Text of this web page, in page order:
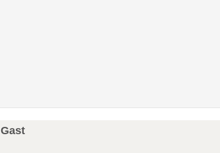
Gast